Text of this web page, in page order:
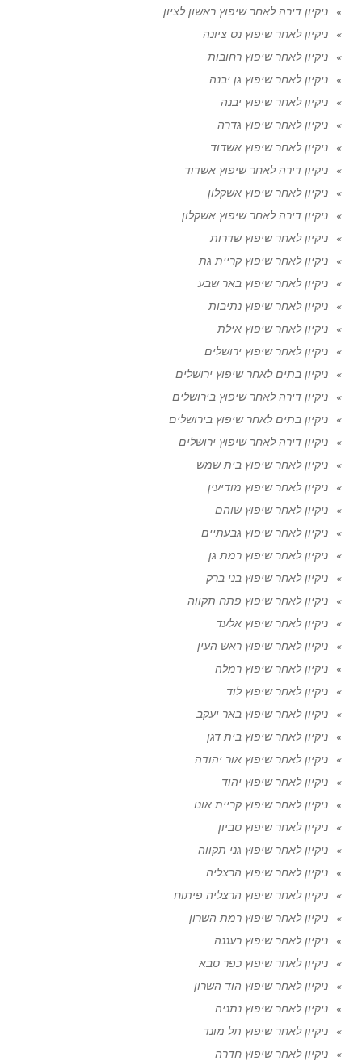
ניקיון דירה לאחר שיפוץ ראשון לציון
ניקיון לאחר שיפוץ נס ציונה
ניקיון לאחר שיפוץ רחובות
ניקיון לאחר שיפוץ גן יבנה
ניקיון לאחר שיפוץ יבנה
ניקיון לאחר שיפוץ גדרה
ניקיון לאחר שיפוץ אשדוד
ניקיון דירה לאחר שיפוץ אשדוד
ניקיון לאחר שיפוץ אשקלון
ניקיון דירה לאחר שיפוץ אשקלון
ניקיון לאחר שיפוץ שדרות
ניקיון לאחר שיפוץ קריית גת
ניקיון לאחר שיפוץ באר שבע
ניקיון לאחר שיפוץ נתיבות
ניקיון לאחר שיפוץ אילת
ניקיון לאחר שיפוץ ירושלים
ניקיון בתים לאחר שיפוץ ירושלים
ניקיון דירה לאחר שיפוץ בירושלים
ניקיון בתים לאחר שיפוץ בירושלים
ניקיון דירה לאחר שיפוץ ירושלים
ניקיון לאחר שיפוץ בית שמש
ניקיון לאחר שיפוץ מודיעין
ניקיון לאחר שיפוץ שוהם
ניקיון לאחר שיפוץ גבעתיים
ניקיון לאחר שיפוץ רמת גן
ניקיון לאחר שיפוץ בני ברק
ניקיון לאחר שיפוץ פתח תקווה
ניקיון לאחר שיפוץ אלעד
ניקיון לאחר שיפוץ ראש העין
ניקיון לאחר שיפוץ רמלה
ניקיון לאחר שיפוץ לוד
ניקיון לאחר שיפוץ באר יעקב
ניקיון לאחר שיפוץ בית דגן
ניקיון לאחר שיפוץ אור יהודה
ניקיון לאחר שיפוץ יהוד
ניקיון לאחר שיפוץ קריית אונו
ניקיון לאחר שיפוץ סביון
ניקיון לאחר שיפוץ גני תקווה
ניקיון לאחר שיפוץ הרצליה
ניקיון לאחר שיפוץ הרצליה פיתוח
ניקיון לאחר שיפוץ רמת השרון
ניקיון לאחר שיפוץ רעננה
ניקיון לאחר שיפוץ כפר סבא
ניקיון לאחר שיפוץ הוד השרון
ניקיון לאחר שיפוץ נתניה
ניקיון לאחר שיפוץ תל מונד
ניקיון לאחר שיפוץ חדרה